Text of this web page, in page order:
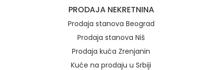
PRODAJA NEKRETNINA
Prodaja stanova Beograd
Prodaja stanova Niš
Prodaja kuća Zrenjanin
Kuće na prodaju u Srbiji